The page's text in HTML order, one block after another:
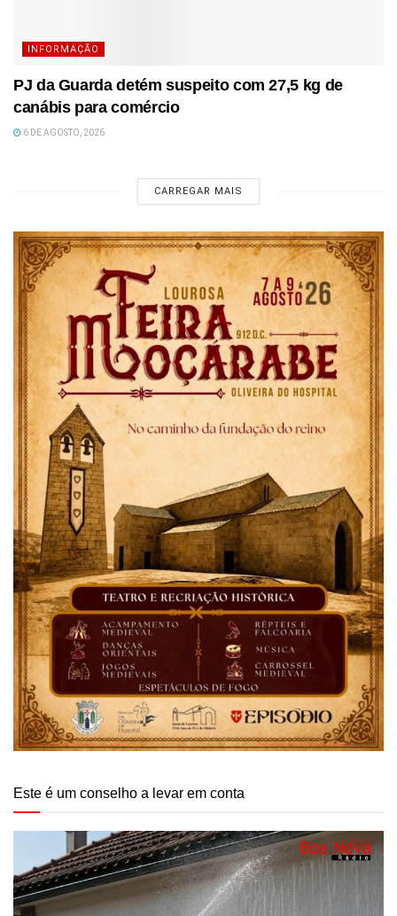
INFORMAÇÃO
PJ da Guarda detém suspeito com 27,5 kg de
canábis para comércio
6 DE AGOSTO, 2026
CARREGAR MAIS
Este é um conselho a levar em conta